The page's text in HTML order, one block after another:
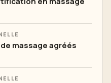
massage agréés